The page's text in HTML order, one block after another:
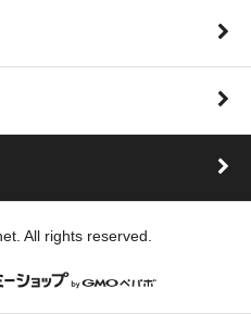
All rights reserved.